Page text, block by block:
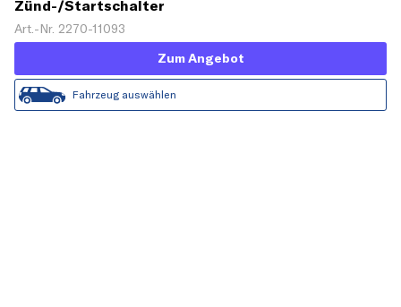
Zünd-/Startschalter
Art.-Nr. 2270-11093
Zum Angebot
Fahrzeug auswählen